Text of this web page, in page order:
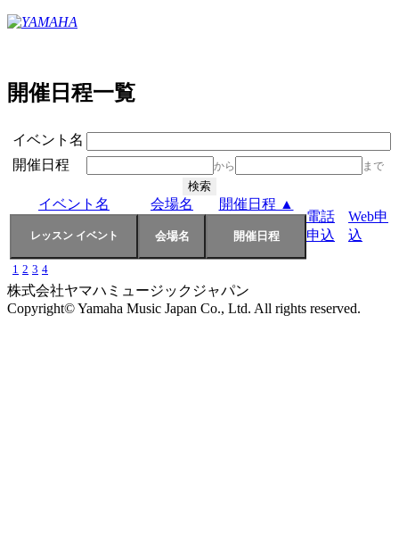
開催日程一覧
イベント名
開催日程
から まで
イベント名 会場名
開催日程 ▲
電話
申込
Web申
込
1 2 3 4
株式会社ヤマハミュージックジャパン
Copyright© Yamaha Music Japan Co., Ltd. All rights reserved.